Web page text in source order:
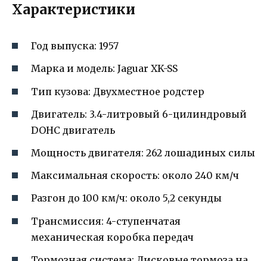
Характеристики
Год выпуска: 1957
Марка и модель: Jaguar XK-SS
Тип кузова: Двухместное родстер
Двигатель: 3.4-литровый 6-цилиндровый
DOHC двигатель
Мощность двигателя: 262 лошадиных силы
Максимальная скорость: около 240 км/ч
Разгон до 100 км/ч: около 5,2 секунды
Трансмиссия: 4-ступенчатая
механическая коробка передач